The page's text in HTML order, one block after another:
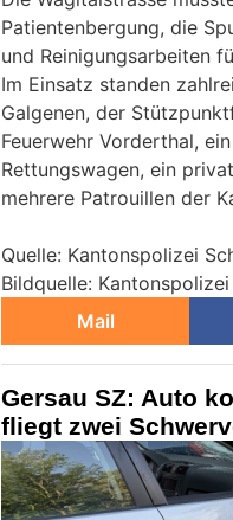
Patientenbergung, die
und Reinigungsarbeiten
Im Einsatz standen
Galgenen, der
Feuerwehr Vorderthal,
Rettungswagen, ein
mehrere Patrouillen der
Quelle: Kantonspolizei
Bildquelle:
Mail
Gersau SZ: Auto
fliegt zwei